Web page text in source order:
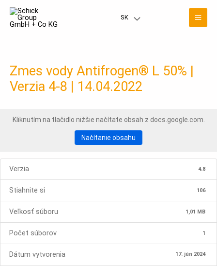
obsah
SK Prepínač
Zmes vody Antifrogen® L 50% |
Verzia 4-8 | 14.04.2022
Kliknutím na tlačidlo nižšie načítate obsah z docs.google.com.
Načítanie obsahu
Verzia 4.8
Stiahnite si 106
Veľkosť súboru 1,01 MB
Počet súborov 1
Dátum vytvorenia 17. jún 2024